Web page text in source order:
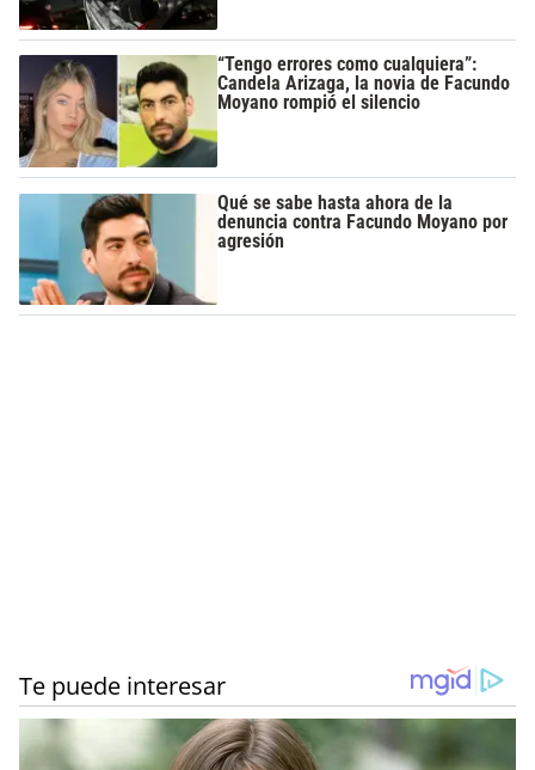
“Tengo errores como cualquiera”:
Candela Arizaga, la novia de Facundo
Moyano rompió el silencio
Qué se sabe hasta ahora de la
denuncia contra Facundo Moyano por
agresión